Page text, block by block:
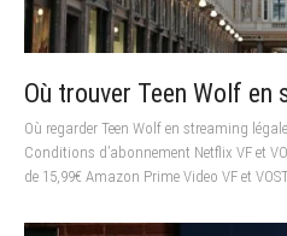
Où trouver Teen Wolf en
Où regarder Teen Wolf en streaming
Conditions d’abonnement Netflix VF et
de 15,99€ Amazon Prime Video VF et